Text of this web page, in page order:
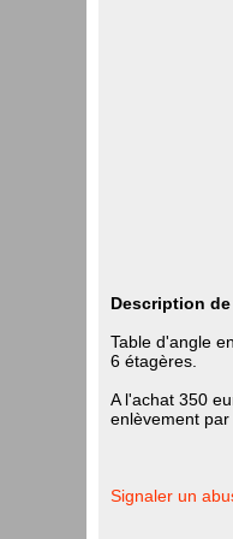
Description de
Table d'angle
6 étagères.
A l'achat 350
enlèvement par
Signaler un